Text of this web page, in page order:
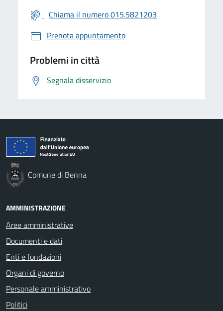
Chiama il numero 015.5821203
Prenota appuntamento
Problemi in città
Segnala disservizio
Comune di Benna
AMMINISTRAZIONE
Aree amministrative
Documenti e dati
Enti e fondazioni
Organi di governo
Personale amministrativo
Politici